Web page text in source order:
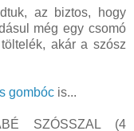
az biztos, hogy
még egy csomó
akár a szósz
gombóc is...
SZÓSSZAL (4